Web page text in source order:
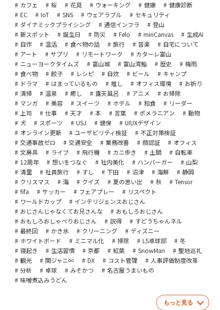
カフェ
桜 花見 ウォーキング 健康
健康診断
EC
IoT SNS ウェアラブル
セキュリティ
ダイナミックプライシング
通信インフラ
登山
新スポット
誕生日 防災 Felo miriCanvas
生成AI
自作
温活 食べ物の話 旅行 音楽
自宅について
アート
サプリ リモートワーク
カターレ富山
ニューヨークタイムズ
富山城 富山湾鮨 歴史
梅雨
食べ物
餃子 レシピ 自炊 ビール
キャンプ
ドラマ
はまっているもの 推し オフィス環境
お祈り
清掃
温泉 癒し 露天風呂 アニメ
お掃除
マンガ
美容 スイーツ ホテル 和食
リーダー
上司
仕事 天才 本 言葉 ポメラニアン
動物
犬
スポーツ USJ 健保
UIUXデザイン
オンライン更新
ユーザビリティ検証
不正対策検証
交通事故ゼロ
交通安全 業務改善 顔認証
オフィス
文房具
ライブ 飛行機 カニ歩き 土間
自転車
12周年
想いをつなぐ 社内美化 ハンバーガー
山梨
清里
社員旅行 すし 下田 沼津 海鮮
静岡
クリスマス
海 クイズ 夏の思い出 秋
Tensor
fifa
サッカー フェアプレー
リスペクト
ワールドカップ
インテリジェンスおじさん
おじさんじゃなくてお兄さんな
おもしろおじさん
おもしろおしゃべりおじさん
説得
すどうちゃんネル
最終回
かき氷 クリーニング
ディズニー
ホワイトボード
ミニマル化 掃除 LS卓球部
冬
寝起き
生活習慣 京都 紅葉 SnowMan
聖地巡礼
観光
関ジャニ∞ DX コスト管理
人事評価制度改革
分析
卓球 みそかつ
名古屋うまいもの
味噌煮込みうどん
もっと見る